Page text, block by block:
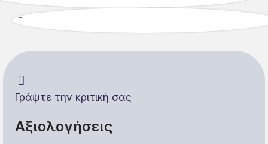
Γράψτε την κριτική σας
Αξιολογήσεις